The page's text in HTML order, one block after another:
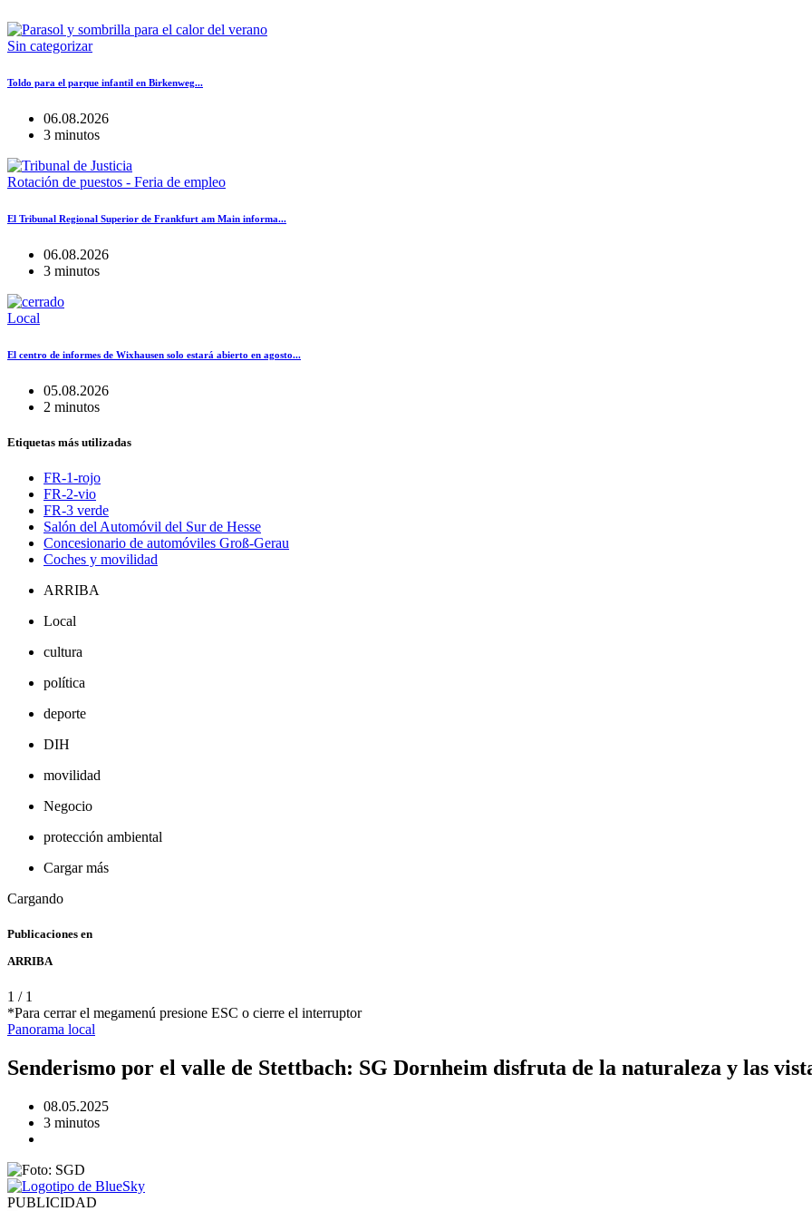
Sin categorizar
Toldo para el parque infantil en Birkenweg...
06.08.2026
3 minutos
Rotación de puestos - Feria de empleo
El Tribunal Regional Superior de Frankfurt am Main informa...
06.08.2026
3 minutos
Local
El centro de informes de Wixhausen solo estará abierto en agosto...
05.08.2026
2 minutos
Etiquetas más utilizadas
FR-1-rojo
FR-2-vio
FR-3 verde
Salón del Automóvil del Sur de Hesse
Concesionario de automóviles Groß-Gerau
Coches y movilidad
ARRIBA
Local
cultura
política
deporte
DIH
movilidad
Negocio
protección ambiental
Cargar más
Cargando
Publicaciones en
ARRIBA
1 / 1
*Para cerrar el megamenú presione ESC o cierre el interruptor
Panorama local
Senderismo por el valle de Stettbach: SG Dornheim disfruta de la naturaleza y las
08.05.2025
3 minutos
PUBLICIDAD